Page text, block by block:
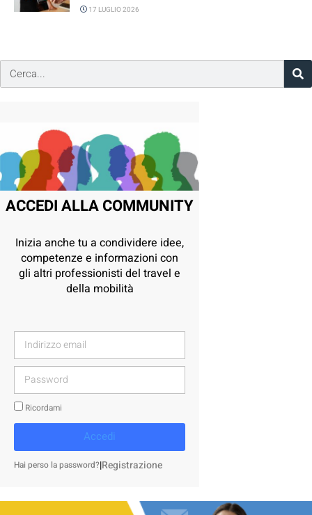
17 LUGLIO 2026
ACCEDI ALLA COMMUNITY
Inizia anche tu a condividere idee,
competenze e informazioni con
gli altri professionisti del travel e
della mobilità
Ricordami
Accedi
Hai perso la password?|Registrazione